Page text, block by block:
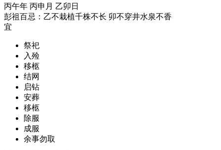
丙午年 丙申月 乙卯日
彭祖百忌：乙不栽植千株不长 卯不穿井水泉不香
宜
祭祀
入殓
移柩
结网
启钻
安葬
移柩
除服
成服
余事勿取